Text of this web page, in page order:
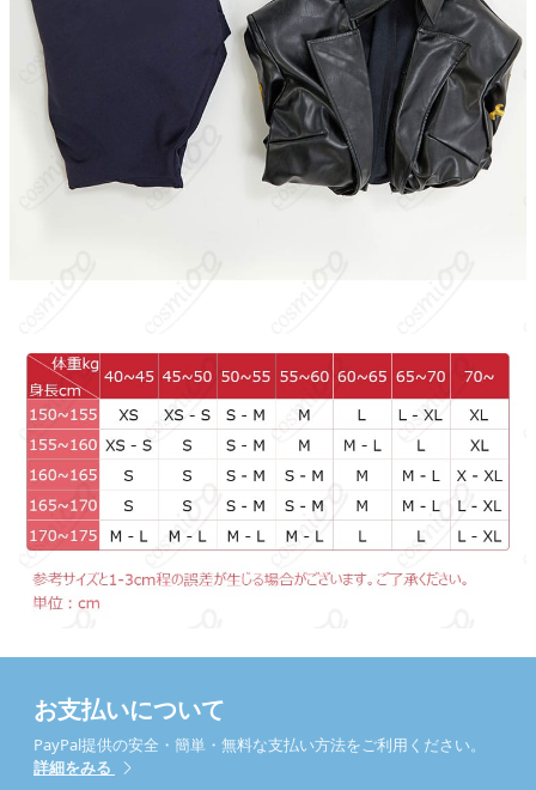
お支払いについて
PayPal提供の安全・簡単・無料な支払い方法をご利用ください。
詳細をみる